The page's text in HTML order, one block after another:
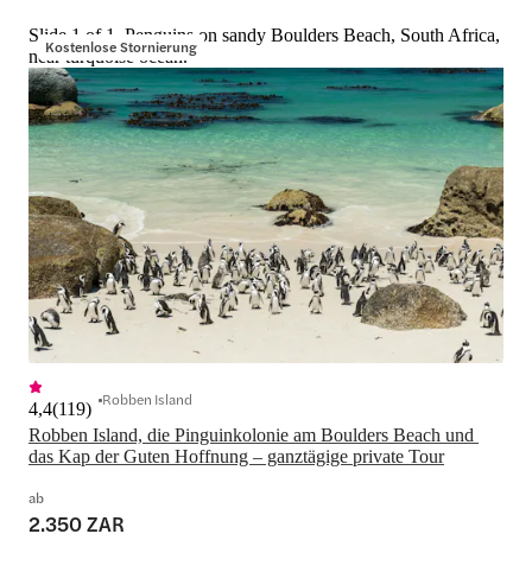
Kostenlose Stornierung
Slide 1 of 1, Penguins on sandy Boulders Beach, South Africa,
near turquoise ocean.
Robben Island, die Pinguinkolonie am Boulders Beach und
das Kap der Guten Hoffnung – ganztägige private Tour
4,4(119) Robben Island
ab
2.350 ZAR